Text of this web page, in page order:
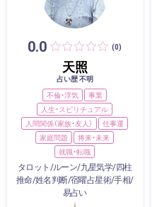
0.0 (0)
天照
占い歴 不明
不倫・浮気
事業
人生・スピリチュアル
人間関係（家族・友人）
仕事運
家庭問題
将来・未来
就職・転職
タロット/ルーン/九星気学/四柱
推命/姓名判断/宿曜占星術/手相/
易占い